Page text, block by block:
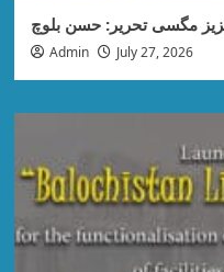
مگسی تحریر: حسن بلوچ
Admin July 27, 2026